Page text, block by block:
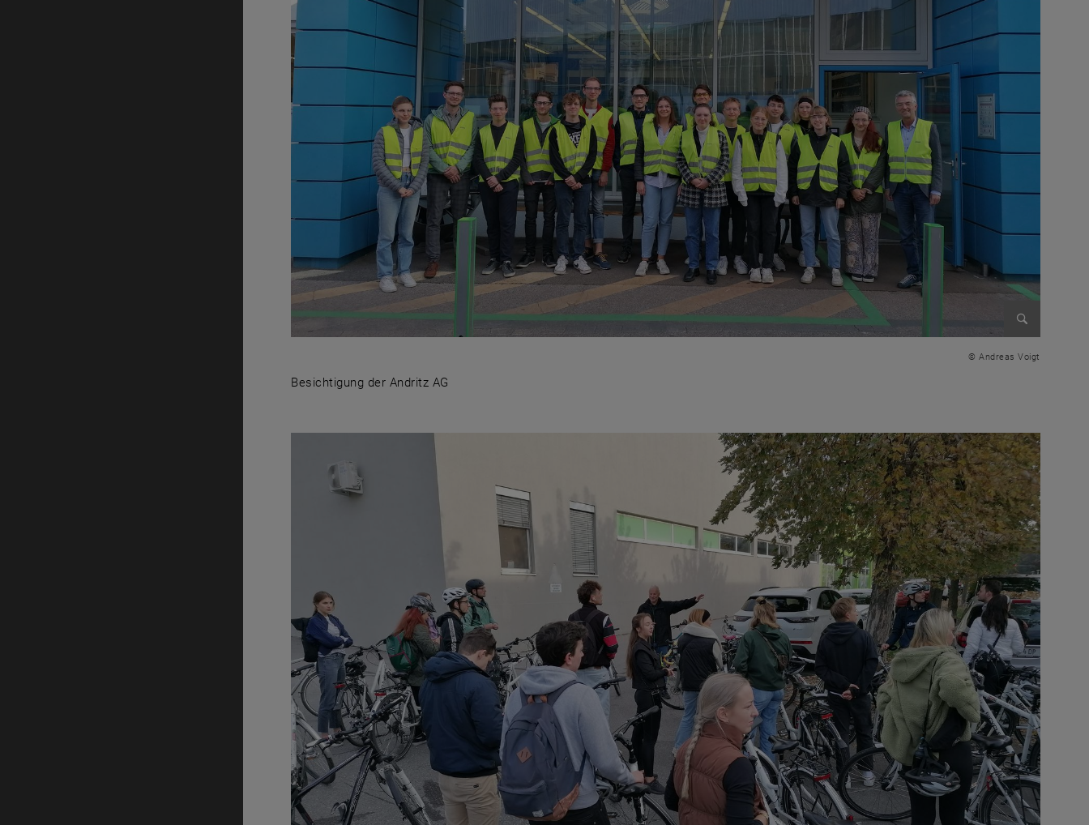
© Andreas Voigt
Besichtigung der Andritz AG